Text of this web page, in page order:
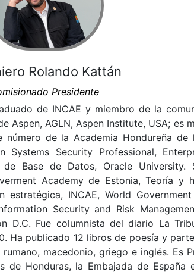
Rolando Kattán
Presidente
de INCAE y miembro de la
Aspen, AGLN, Aspen Institute, USA; es
de la Academia Hondureña de
Systems Security Professional,
Base de Datos, Oracle University.
Academy de Estonia, Teoría y
estratégica, INCAE, World
Security and Risk
D.C. Fue columnista del diario La
Ha publicado 12 libros de poesía y
macedonio, griego e inglés. Es
Honduras, la Embajada de España